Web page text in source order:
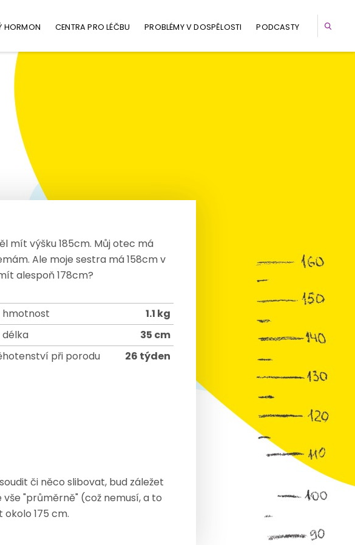
HORMON CENTRA PRO LÉČBU PROBLÉMY V DOSPĚLOSTI PODCASTY
mít výšku 185cm. Můj otec má
Ale moje sestra má 158cm v
alespoň 178cm?
hmotnost
1.1 kg
délka
35 cm
při porodu
26 týden
či něco slibovat, bud záležet
"průměrně" (což nemusí, a to
175 cm.